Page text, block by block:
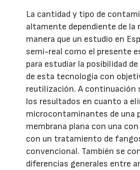
La cantidad y tipo de
altamente dependiente de la
manera que un estudio en
semi-real como el presente
para estudiar la posibilidad
de esta tecnología con
reutilización. A continuación
los resultados en cuanto a
microcontaminantes de una
membrana plana con una
con un tratamiento de
convencional. También se
diferencias generales entre